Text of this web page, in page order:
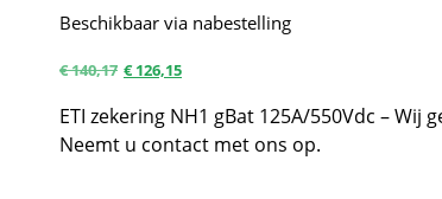
Beschikbaar via nabestelling
€140,17 €126,15
ETI zekering NH1 gBat 125A/550Vdc –
Neemt u contact met ons op.